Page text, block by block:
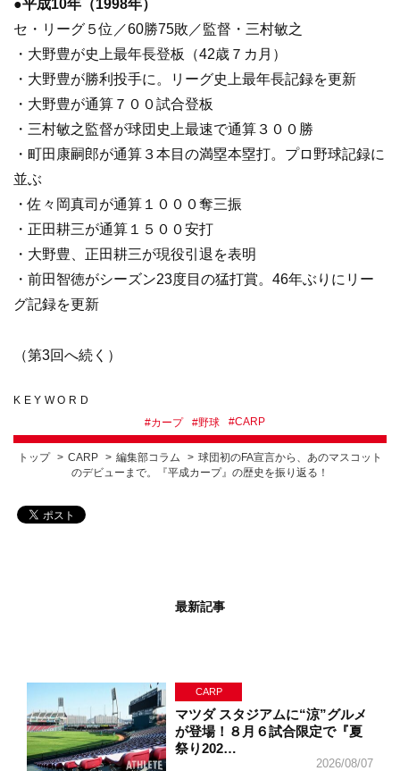
●平成10年（1998年）
セ・リーグ５位／60勝75敗／監督・三村敏之
・大野豊が史上最年長登板（42歳７カ月）
・大野豊が勝利投手に。リーグ史上最年長記録を更新
・大野豊が通算７００試合登板
・三村敏之監督が球団史上最速で通算３００勝
・町田康嗣郎が通算３本目の満塁本塁打。プロ野球記録に
並ぶ
・佐々岡真司が通算１０００奪三振
・正田耕三が通算１５００安打
・大野豊、正田耕三が現役引退を表明
・前田智徳がシーズン23度目の猛打賞。46年ぶりにリー
グ記録を更新
（第3回へ続く）
KEYWORD
#カープ #野球 #CARP
トップ CARP 編集部コラム
球団初のFA宣言から、あのマスコット
のデビューまで。『平成カープ』の歴史を振り返る！
最新記事
CARP
マツダ スタジアムに“涼”グルメ
が登場！８月６試合限定で『夏
祭り202…
2026/08/07